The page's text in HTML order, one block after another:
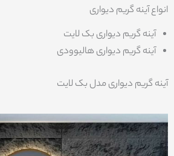
انواع آینه گریم دیواری
آینه گریم دیواری بک لایت
آینه گریم دیواری هالیوودی
آینه گریم دیواری مدل بک لایت